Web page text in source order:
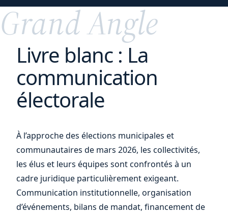
votre
Grand Angle
Livre blanc : La
communication
électorale
À l’approche des élections municipales et
communautaires de mars 2026, les collectivités,
les élus et leurs équipes sont confrontés à un
cadre juridique particulièrement exigeant.
Communication institutionnelle, organisation
d’événements, bilans de mandat, financement de